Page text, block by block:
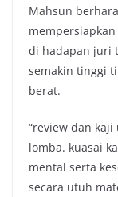
Mahsun
di hadapan juri
semakin tinggi
berat.
“review dan
lomba. kuasai
mental serta
secara utuh